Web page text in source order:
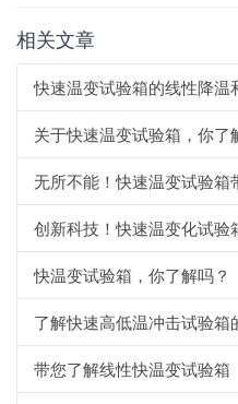
相关文章
快速温变试验箱的线性降温
关于快速温变试验箱，你了
无所不能！快速温变试验箱
创新科技！快速温变化试验
快温变试验箱，你了解吗？
了解快速高低温冲击试验箱
带您了解线性快温变试验箱